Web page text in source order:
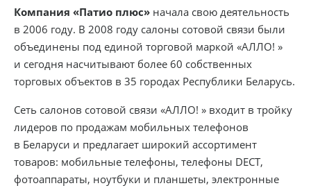
Компания «Патио плюс» начала свою деятельность
в 2006 году. В 2008 году салоны сотовой связи были
объединены под единой торговой маркой «АЛЛО! »
и сегодня насчитывают более 60 собственных
торговых объектов в 35 городах Республики Беларусь.
Сеть салонов сотовой связи «АЛЛО! » входит в тройку
лидеров по продажам мобильных телефонов
в Беларуси и предлагает широкий ассортимент
товаров: мобильные телефоны, телефоны DECT,
фотоаппараты, ноутбуки и планшеты, электронные